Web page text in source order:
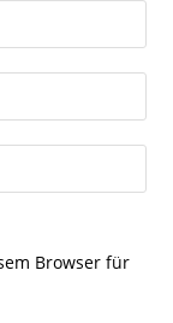
Browser für